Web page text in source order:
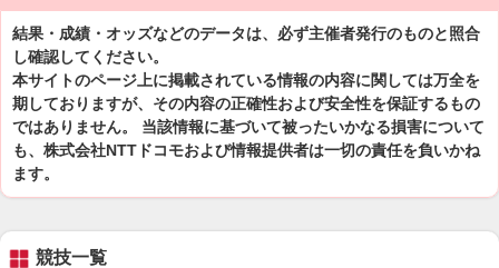
結果・成績・オッズなどのデータは、必ず主催者発行のものと照合
し確認してください。
本サイトのページ上に掲載されている情報の内容に関しては万全を
期しておりますが、その内容の正確性および安全性を保証するもの
ではありません。 当該情報に基づいて被ったいかなる損害について
も、株式会社NTTドコモおよび情報提供者は一切の責任を負いかね
ます。
競技一覧